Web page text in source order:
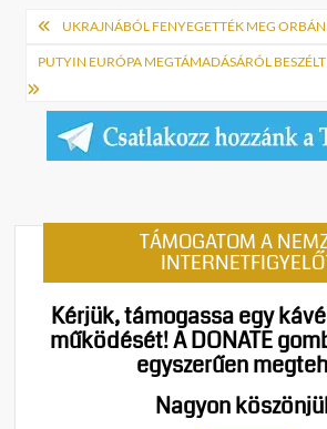
Bejegyzés
navigáció
UKRAJNÁBÓL FENYEGETTÉK MEG
PUTYIN EURÓPA MEGTÁMADÁSÁRÓL
TÁMOGATOM A
Kérjük, támogassa egy
működését!A DONATE
egyszerűen
Nagyon